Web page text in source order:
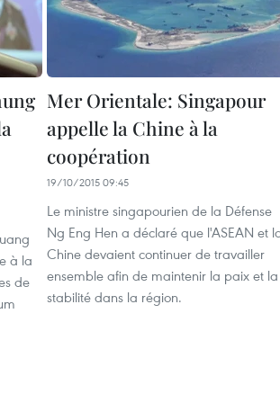
à la
de
Mer Orientale: Singapour
appelle la Chine à la
coopération
19/10/2015 09:45
Le ministre singapourien de la Défense
Ng Eng Hen a déclaré que l'ASEAN et
Chine devaient continuer de travailler
ensemble afin de maintenir la paix et la
stabilité dans la région.